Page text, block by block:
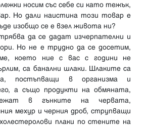
носим със себе си като тежък,
Но дали наистина този товар е
изобщо се е взел живота ни?
да се дадат изчерпателни и
Но не е трудно да се досетим,
което ние с вас с години не
са банални шлаки. Шлаките са
постъпващи в организма и
а също продукти на обмяната,
в гънките на червата,
мехур и черния дроб, струпващи
плаки по стените на